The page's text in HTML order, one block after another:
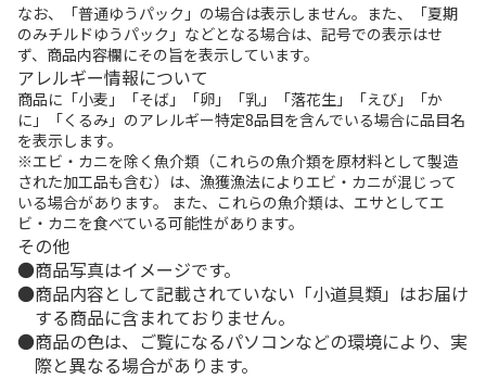
なお、「普通ゆうパック」の場合は表示しません。また、「夏期
のみチルドゆうパック」などとなる場合は、記号での表示はせ
ず、商品内容欄にその旨を表示しています。
アレルギー情報について
商品に「小麦」「そば」「卵」「乳」「落花生」「えび」「か
に」「くるみ」のアレルギー特定8品目を含んでいる場合に品目名
を表示します。
※エビ・カニを除く魚介類（これらの魚介類を原材料として製造
された加工品も含む）は、漁獲漁法によりエビ・カニが混じって
いる場合があります。 また、これらの魚介類は、エサとしてエ
ビ・カニを食べている可能性があります。
その他
商品写真はイメージです。
商品内容として記載されていない「小道具類」はお届け
する商品に含まれておりません。
商品の色は、ご覧になるパソコンなどの環境により、実
際と異なる場合があります。